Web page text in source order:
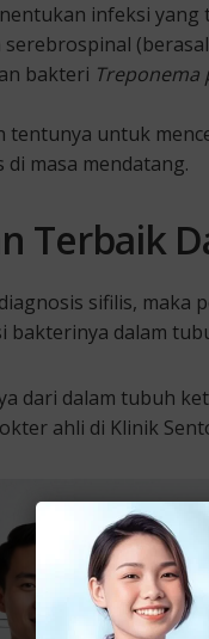
infeksi yang
bakteri Treponema
untuk
masa mendatang.
Terbaik
sifilis, maka
bakterinya dalam
dari dalam tubuh
ahli di Klinik